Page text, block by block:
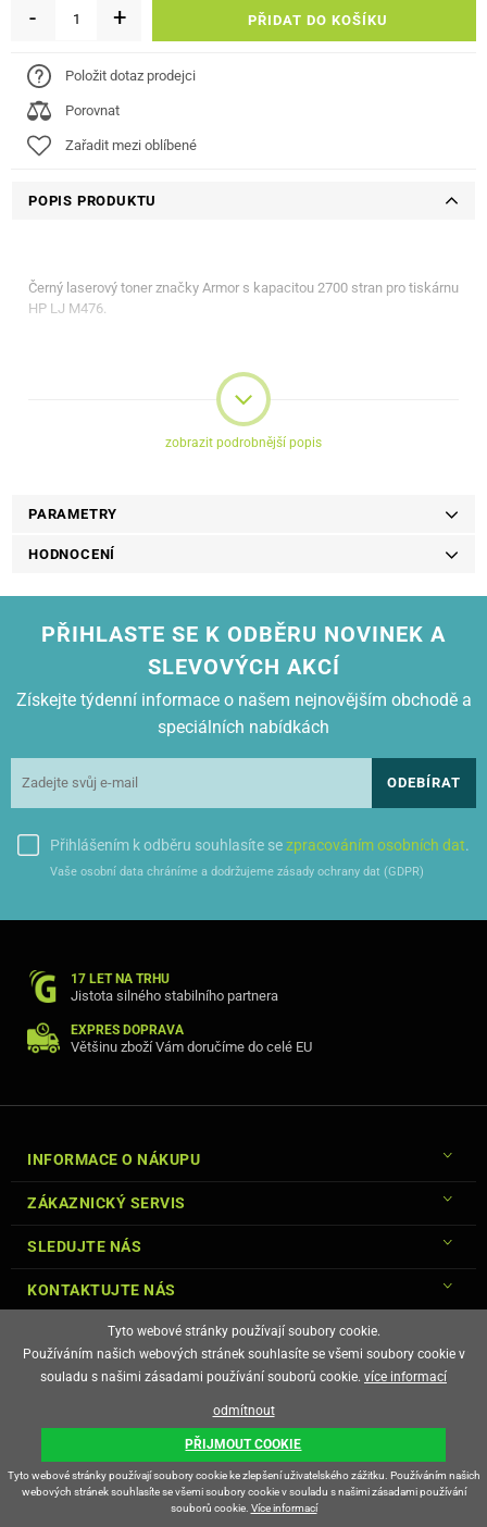
- + PŘIDAT DO KOŠÍKU
Položit dotaz prodejci
Porovnat
Zařadit mezi oblíbené
POPIS PRODUKTU
Černý laserový toner značky Armor s kapacitou 2700 stran pro tiskárnu
HP LJ M476.
zobrazit podrobnější popis
PARAMETRY
HODNOCENÍ
PŘIHLASTE SE K ODBĚRU NOVINEK A
SLEVOVÝCH AKCÍ
Získejte týdenní informace o našem nejnovějším obchodě a
speciálních nabídkách
ODEBÍRAT
Přihlášením k odběru souhlasíte sezpracováním osobních dat.
Vaše osobní data chráníme a dodržujeme zásady ochrany dat (GDPR)
17 LET NA TRHU
Jistota silného stabilního partnera
EXPRES DOPRAVA
Většinu zboží Vám doručíme do celé EU
INFORMACE O NÁKUPU
ZÁKAZNICKÝ SERVIS
SLEDUJTE NÁS
KONTAKTUJTE NÁS
E-shop vytvořila
Tyto webové stránky používají soubory cookie.
Používáním našich webových stránek souhlasíte se všemi soubory cookie v
souladu s našimi zásadami používání souborů cookie. více informací
odmítnout
PŘIJMOUT COOKIE
Tyto webové stránky používají soubory cookie ke zlepšení uživatelského zážitku. Používáním našich
webových stránek souhlasíte se všemi soubory cookie v souladu s našimi zásadami používání
souborů cookie. Více informací